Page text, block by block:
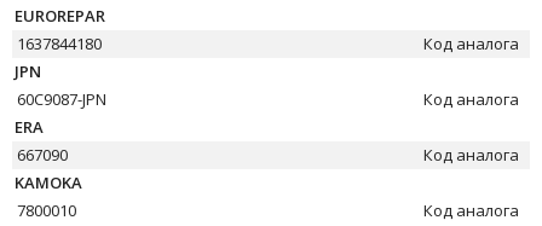
EUROREPAR
1637844180
Код аналога
JPN
60C9087-JPN
Код аналога
ERA
667090
Код аналога
KAMOKA
7800010
Код аналога